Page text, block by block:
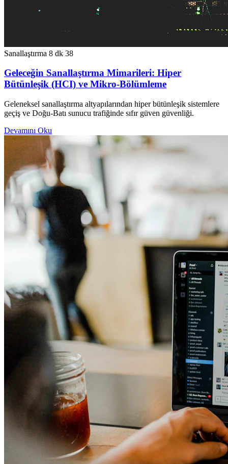
Sanallaştırma 8 dk 38
Geleceğin Sanallaştırma Mimarileri: Hiper
Bütünleşik (HCI) ve Mikro-Bölümleme
Geleneksel sanallaştırma altyapılarından hiper bütünleşik sistemlere
geçiş ve Doğu-Batı sunucu trafiğinde sıfır güven güvenliği.
Devamını Oku